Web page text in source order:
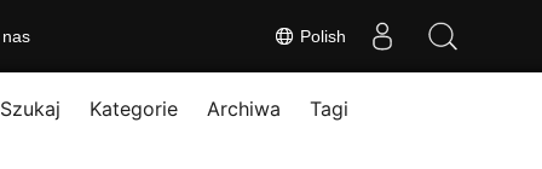
Polish
Szukaj Kategorie Archiwa Tagi